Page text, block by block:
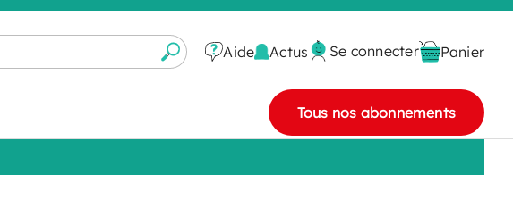
Aide Actus Se connecter Panier
Tous nos abonnements